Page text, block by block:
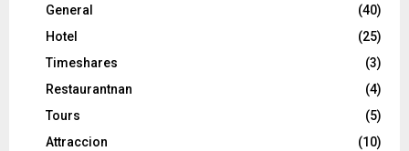
General
(40)
Hotel
(25)
Timeshares
(3)
Restaurantnan
(4)
Tours
(5)
Attraccion
(10)